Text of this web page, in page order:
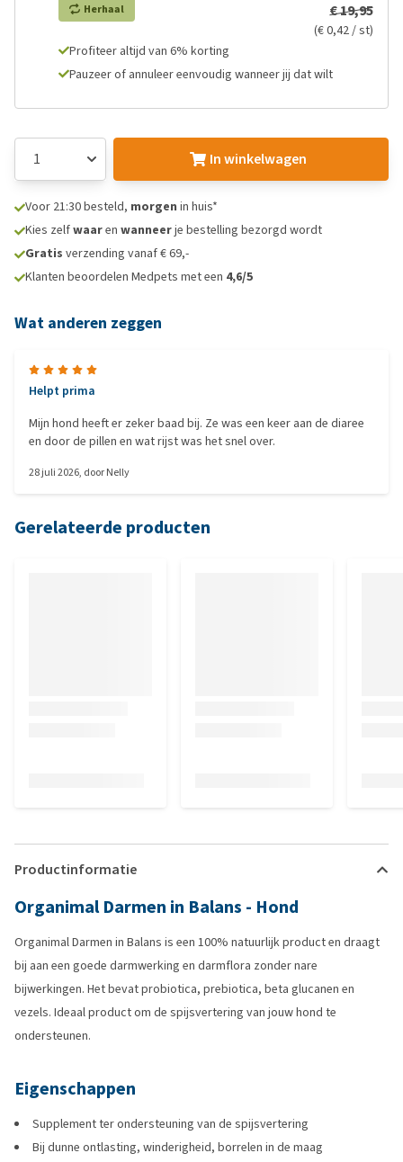
Herhaal € 19,95
(€ 0,42 / st)
Profiteer altijd van 6% korting
Pauzeer of annuleer eenvoudig wanneer jij dat wilt
In winkelwagen
Voor 21:30 besteld, morgen in huis*
Kies zelfwaaren wanneerje bestelling bezorgd wordt
Gratis verzending vanaf € 69,-
Klanten beoordelen Medpets met een 4,6/5
Wat anderen zeggen
Helpt prima
Mijn hond heeft er zeker baad bij. Ze was een keer aan de diaree
en door de pillen en wat rijst was het snel over.
28 juli 2026, doorNelly
Gerelateerde producten
Productinformatie
Organimal Darmen in Balans - Hond
Organimal Darmen in Balans is een 100% natuurlijk product en draagt
bij aan een goede darmwerking en darmflora zonder nare
bijwerkingen. Het bevat probiotica, prebiotica, beta glucanen en
vezels. Ideaal product om de spijsvertering van jouw hond te
ondersteunen.
Eigenschappen
Supplement ter ondersteuning van de spijsvertering
Bij dunne ontlasting, winderigheid, borrelen in de maag